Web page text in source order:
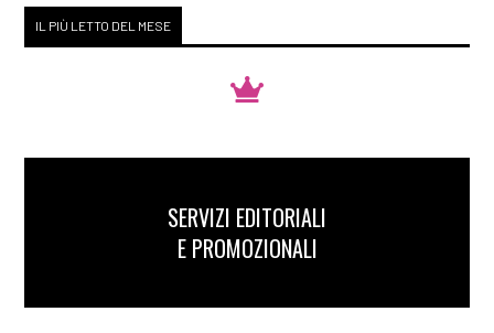
IL PIÙ LETTO DEL MESE
SERVIZI EDITORIALI
E PROMOZIONALI